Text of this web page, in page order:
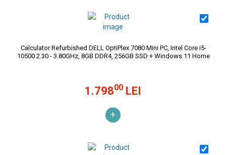
Calculator Refurbished DELL OptiPlex 7080 Mini PC, Intel Core i5-
10500 2.30 - 3.80GHz, 8GB DDR4, 256GB SSD + Windows 11 Home
1.79800 LEI
+